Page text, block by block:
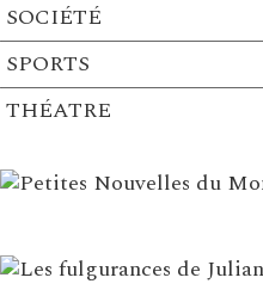
SOCIÉTÉ
SPORTS
THÉATRE